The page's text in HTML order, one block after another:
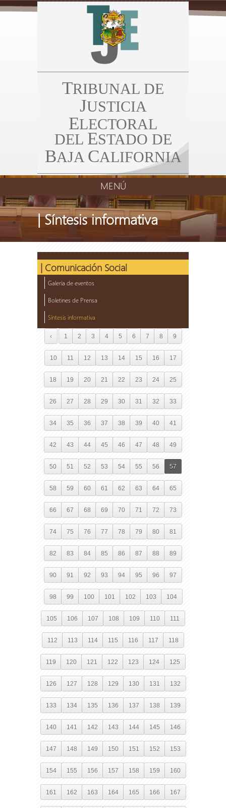
TRIBUNAL DE
JUSTICIA
ELECTORAL
DEL ESTADO DE
BAJA CALIFORNIA
MENÚ
| Síntesis informativa
| Comunicación Social
Galería de eventos
Boletines de Prensa
Síntesis informativa
‹ 1 2 3 4 5 6 7 8 9
10 11 12 13 14 15 16 17
18 19 20 21 22 23 24 25
26 27 28 29 30 31 32 33
34 35 36 37 38 39 40 41
42 43 44 45 46 47 48 49
50 51 52 53 54 55 56 57
58 59 60 61 62 63 64 65
66 67 68 69 70 71 72 73
74 75 76 77 78 79 80 81
82 83 84 85 86 87 88 89
90 91 92 93 94 95 96 97
98 99 100 101 102 103 104
105 106 107 108 109 110 111
112 113 114 115 116 117 118
119 120 121 122 123 124 125
126 127 128 129 130 131 132
133 134 135 136 137 138 139
140 141 142 143 144 145 146
147 148 149 150 151 152 153
154 155 156 157 158 159 160
161 162 163 164 165 166 167